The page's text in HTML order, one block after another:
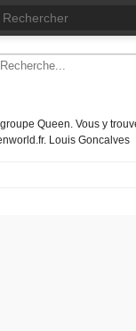
Queen. Vous y
Louis Goncalves